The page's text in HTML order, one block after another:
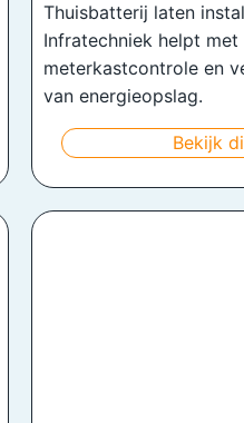
Thuisbatterij laten
Infratechniek helpt met
meterkastcontrole en
van energieopslag.
Bekijk